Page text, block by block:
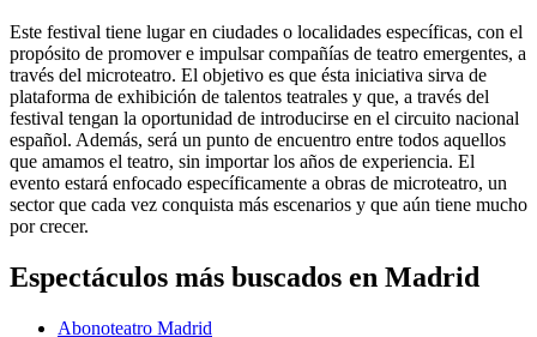
Este festival tiene lugar en ciudades o localidades específicas, con el
propósito de promover e impulsar compañías de teatro emergentes, a
través del microteatro. El objetivo es que ésta iniciativa sirva de
plataforma de exhibición de talentos teatrales y que, a través del
festival tengan la oportunidad de introducirse en el circuito nacional
español. Además, será un punto de encuentro entre todos aquellos
que amamos el teatro, sin importar los años de experiencia. El
evento estará enfocado específicamente a obras de microteatro, un
sector que cada vez conquista más escenarios y que aún tiene mucho
por crecer.
Espectáculos más buscados en Madrid
Abonoteatro Madrid